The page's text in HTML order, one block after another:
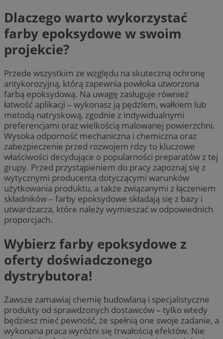
Dlaczego warto wykorzystać
farby epoksydowe w swoim
projekcie?
Przede wszystkim ze względu na skuteczną ochronę
antykorozyjną, którą zapewnia powłoka utworzona
farbą epoksydową. Na uwagę zasługuje również
łatwość aplikacji – wykonasz ją pędzlem, wałkiem lub
metodą natryskową, zgodnie z indywidualnymi
preferencjami oraz wielkością malowanej powierzchni.
Wysoka odporność mechaniczna i chemiczna oraz
zabezpieczenie przed rozwojem rdzy to kluczowe
właściwości decydujące o popularności preparatów z tej
grupy. Przed przystąpieniem do pracy zapoznaj się z
wytycznymi producenta dotyczącymi warunków
użytkowania produktu, a także związanymi z łączeniem
składników – farby epoksydowe składają się z bazy i
utwardzacza, które należy wymieszać w odpowiednich
proporcjach.
Wybierz farby epoksydowe z
oferty doświadczonego
dystrybutora!
Zawsze zamawiaj chemię budowlaną i specjalistyczne
produkty od sprawdzonych dostawców – tylko wtedy
będziesz mieć pewność, że spełnią one swoje zadanie, a
wykonana praca wyróżni się trwałością efektów. Nie